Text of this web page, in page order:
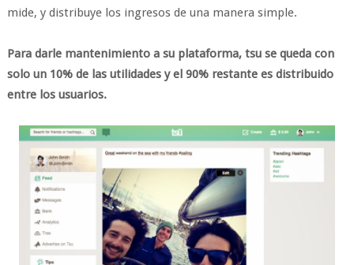
mide, y distribuye los ingresos de una manera simple.
Para darle mantenimiento a su plataforma, tsu se queda con
solo un 10% de las utilidades y el 90% restante es distribuido
entre los usuarios.